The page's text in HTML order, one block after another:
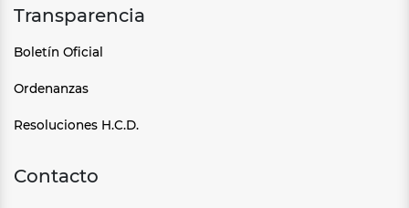
Transparencia
Boletín Oficial
Ordenanzas
Resoluciones H.C.D.
Contacto